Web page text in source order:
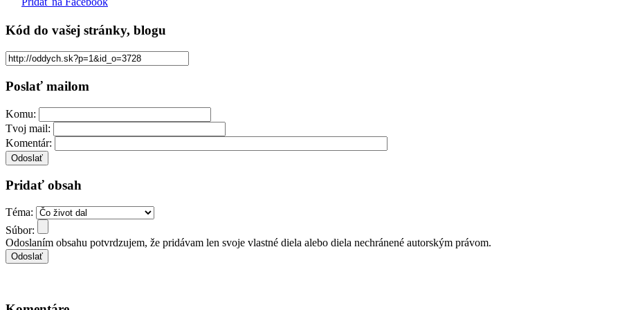
Kód do vašej stránky, blogu
Poslať mailom
Komu:
Tvoj mail:
Komentár:
Pridať obsah
Téma:
Súbor:
Odoslaním obsahu potvrdzujem, že pridávam len svoje vlastné diela alebo diela nechránené autorským právom.